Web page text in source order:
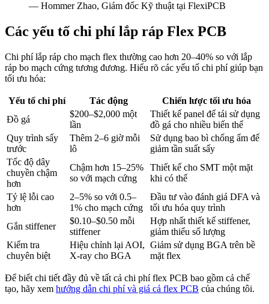
— Hommer Zhao, Giám đốc Kỹ thuật tại FlexiPCB
Các yếu tố chi phí lắp ráp Flex PCB
Chi phí lắp ráp cho mạch flex thường cao hơn 20–40% so với lắp
ráp bo mạch cứng tương đương. Hiểu rõ các yếu tố chi phí giúp bạn
tối ưu hóa:
Yếu tố chi phí Tác động
Chiến lược tối ưu hóa
Đồ gá
$200–$2,000 một
lần
Thiết kế panel để tái sử dụng
đồ gá cho nhiều biến thể
Quy trình sấy
trước
Thêm 2–6 giờ mỗi
lô
Sử dụng bao bì chống ẩm để
giảm tần suất sấy
Tốc độ dây
chuyền chậm
hơn
Chậm hơn 15–25%
so với mạch cứng
Thiết kế cho SMT một mặt
khi có thể
Tỷ lệ lỗi cao
hơn
2–5% so với 0.5–
1% cho mạch cứng
Đầu tư vào đánh giá DFA và
tối ưu hóa quy trình
Gắn stiffener
$0.10–$0.50 mỗi
stiffener
Hợp nhất thiết kế stiffener,
giảm thiểu số lượng
Kiểm tra
chuyên biệt
Hiệu chỉnh lại AOI,
X-ray cho BGA
Giảm sử dụng BGA trên bề
mặt flex
Để biết chi tiết đầy đủ về tất cả chi phí flex PCB bao gồm cả chế
tạo, hãy xem hướng dẫn chi phí và giá cả flex PCB của chúng tôi.